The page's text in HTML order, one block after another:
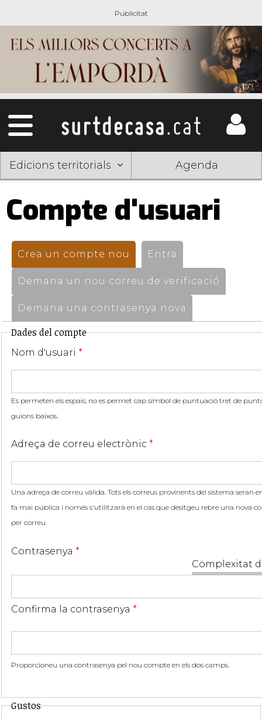
Edicions territorials Agenda
Compte d'usuari
Pestanyes
primàries
Crea un compte nou (pestanya activa)
Entra
Demana un nou correu de verificació
Demana una contrasenya nova
Dades del compte
Nom d'usuari *
Es permeten els espais; no es permet cap símbol de puntuació tret de
guions baixos.
Adreça de correu electrònic *
Una adreça de correu vàlida. Tots els correus provinents del sistema seran
fa mai pública i només s'utilitzarà en el cas que desitgeu rebre una nova
per correu.
Complexitat
Contrasenya *
Confirma la contrasenya *
Proporcioneu una contrasenya pel nou compte en els dos camps.
Gustos